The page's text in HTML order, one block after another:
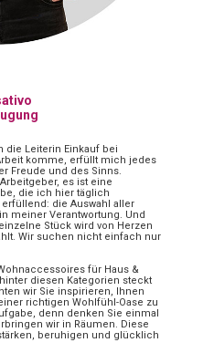
die Leiterin Einkauf bei
komme, erfüllt mich jedes
Freude und des Sinns.
es ist eine
die ich hier täglich
die Auswahl aller
meiner Verantwortung. Und
Stück wird von Herzen
Wir suchen nicht einfach nur
für Haus &
diesen Kategorien steckt
wir Sie inspirieren, Ihnen
richtigen Wohlfühl-Oase zu
denn denken Sie einmal
wir in Räumen. Diese
beruhigen und glücklich